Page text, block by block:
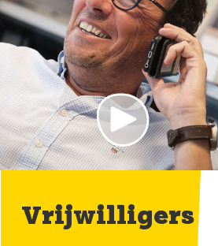
Vrijwilligers